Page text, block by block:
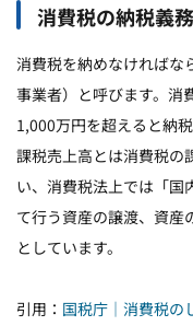
消費税の納税義
消費税を納めなければな
事業者）と呼びます。消
1,000万円を超えると納
課税売上高とは消費税の
い、消費税法上では「国
て行う資産の譲渡、資産
としています。
引用： 国税庁｜消費税の